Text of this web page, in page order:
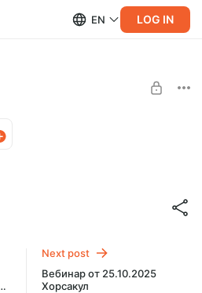
EN LOG IN
от
UNLOCK POST
Next post
Вебинар от 25.10.2025
Хорсакул